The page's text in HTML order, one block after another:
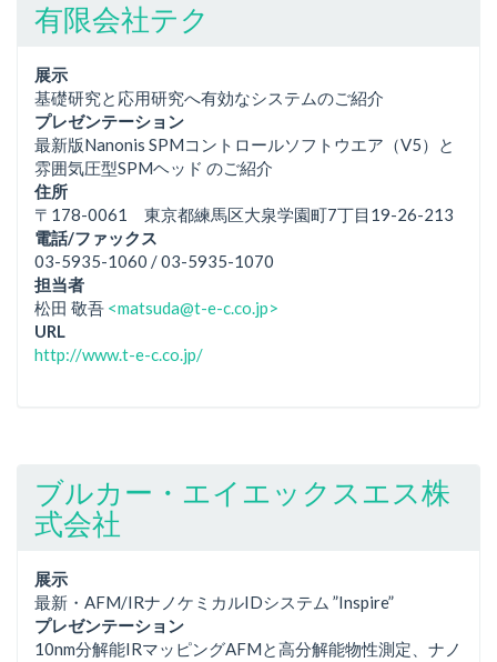
有限会社テク
展示
基礎研究と応用研究へ有効なシステムのご紹介
プレゼンテーション
最新版Nanonis SPMコントロールソフトウエア（V5）と
雰囲気圧型SPMヘッド のご紹介
住所
〒178-0061 東京都練馬区大泉学園町7丁目19-26-213
電話/ファックス
03-5935-1060 / 03-5935-1070
担当者
松田 敬吾 <matsuda@t-e-c.co.jp>
URL
http://www.t-e-c.co.jp/
ブルカー・エイエックスエス株
式会社
展示
最新・AFM/IRナノケミカルIDシステム ”Inspire”
プレゼンテーション
10nm分解能IRマッピングAFMと高分解能物性測定、ナノ